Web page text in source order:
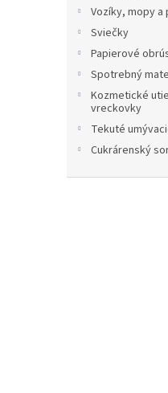
Vozíky, mopy
Sviečky
Papierové
Spotrebný
Kozmetické
vreckovky
Tekuté
Cukrárenský